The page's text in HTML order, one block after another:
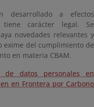
desarrollado a efectos
carácter legal. Se
novedades relevantes y
exime del cumplimiento de
en materia CBAM.
de datos personales en
en Frontera por Carbono